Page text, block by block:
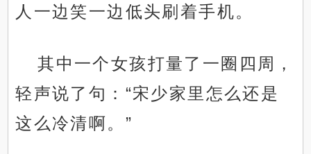
人一边笑一边低头刷着手机。
其中一个女孩打量了一圈四周，
轻声说了句：“宋少家里怎么还是
这么冷清啊。”